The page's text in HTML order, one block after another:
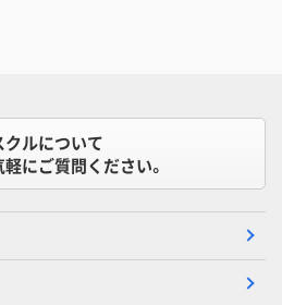
クルについて
軽にご質問ください。